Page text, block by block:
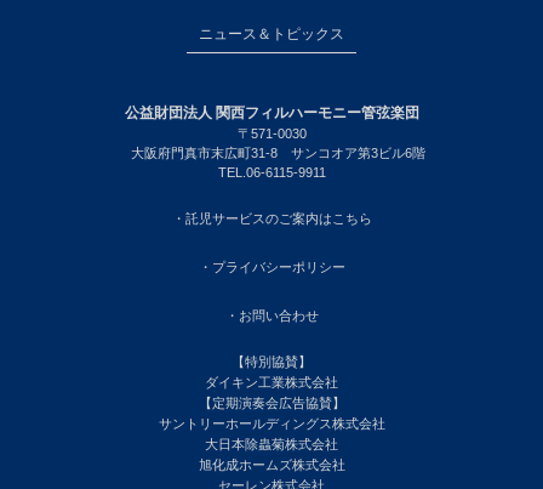
ニュース＆トピックス
公益財団法人 関西フィルハーモニー管弦楽団
〒571-0030
大阪府門真市末広町31-8 サンコオア第3ビル6階
TEL.06-6115-9911
・託児サービスのご案内はこちら
・プライバシーポリシー
・お問い合わせ
【特別協賛】
ダイキン工業株式会社
【定期演奏会広告協賛】
サントリーホールディングス株式会社
大日本除蟲菊株式会社
旭化成ホームズ株式会社
セーレン株式会社